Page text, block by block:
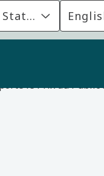
le Prix du Public